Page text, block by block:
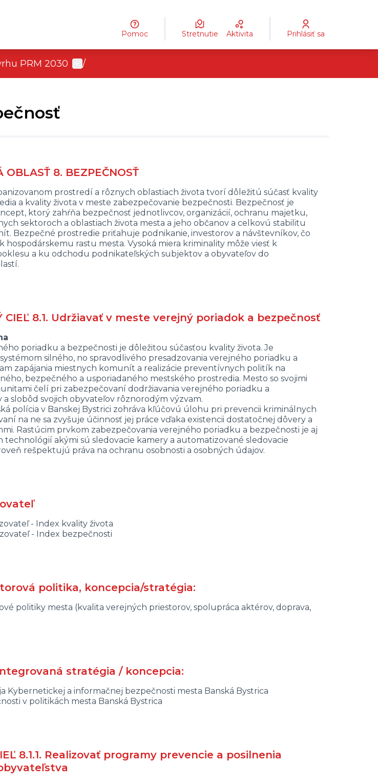
Pomoc Stretnutie Aktivita Prihlásiť sa
PRM 2030 User menu
/
OBLASŤ 8. BEZPEČNOSŤ
prostredí a rôznych oblastiach života tvorí dôležitú súčasť kvality
a kvality života v meste zabezpečovanie bezpečnosti. Bezpečnosť je
ktorý zahŕňa bezpečnosť jednotlivcov, organizácií, ochranu majetku,
sektoroch a oblastiach života mesta a jeho občanov a celkovú stabilitu
Bezpečné prostredie priťahuje podnikanie, investorov a návštevníkov, čo
hospodárskemu rastu mesta. Vysoká miera kriminality môže viesť k
a ku odchodu podnikateľských subjektov a obyvateľov do
CIEĽ 8.1. Udržiavať v meste verejný poriadok a bezpečnosť
poriadku a bezpečnosti je dôležitou súčasťou kvality života. Je
silného, no spravodlivého presadzovania verejného poriadku a
zapájania miestnych komunít a realizácie preventívnych politík na
bezpečného a usporiadaného mestského prostredia. Mesto so svojimi
čelí pri zabezpečovaní dodržiavania verejného poriadku a
slobôd svojich obyvateľov rôznorodým výzvam.
polícia v Banskej Bystrici zohráva kľúčovú úlohu pri prevencii kriminálnych
na ne sa zvyšuje účinnosť jej práce vďaka existencii dostatočnej dôvery a
Rastúcim prvkom zabezpečovania verejného poriadku a bezpečnosti je aj
technológií akými sú sledovacie kamery a automatizované sledovacie
rešpektujú práva na ochranu osobnosti a osobných údajov.
- Index kvality života
- Index bezpečnosti
politika, koncepcia/stratégia:
politiky mesta (kvalita verejných priestorov, spolupráca aktérov, doprava,
stratégia / koncepcia:
Kybernetickej a informačnej bezpečnosti mesta Banská Bystrica
v politikách mesta Banská Bystrica
8.1.1. Realizovať programy prevencie a posilnenia